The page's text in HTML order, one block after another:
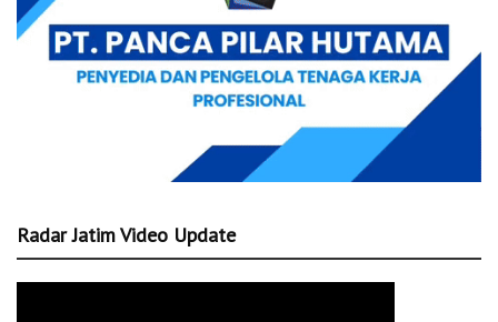
Radar Jatim Video Update